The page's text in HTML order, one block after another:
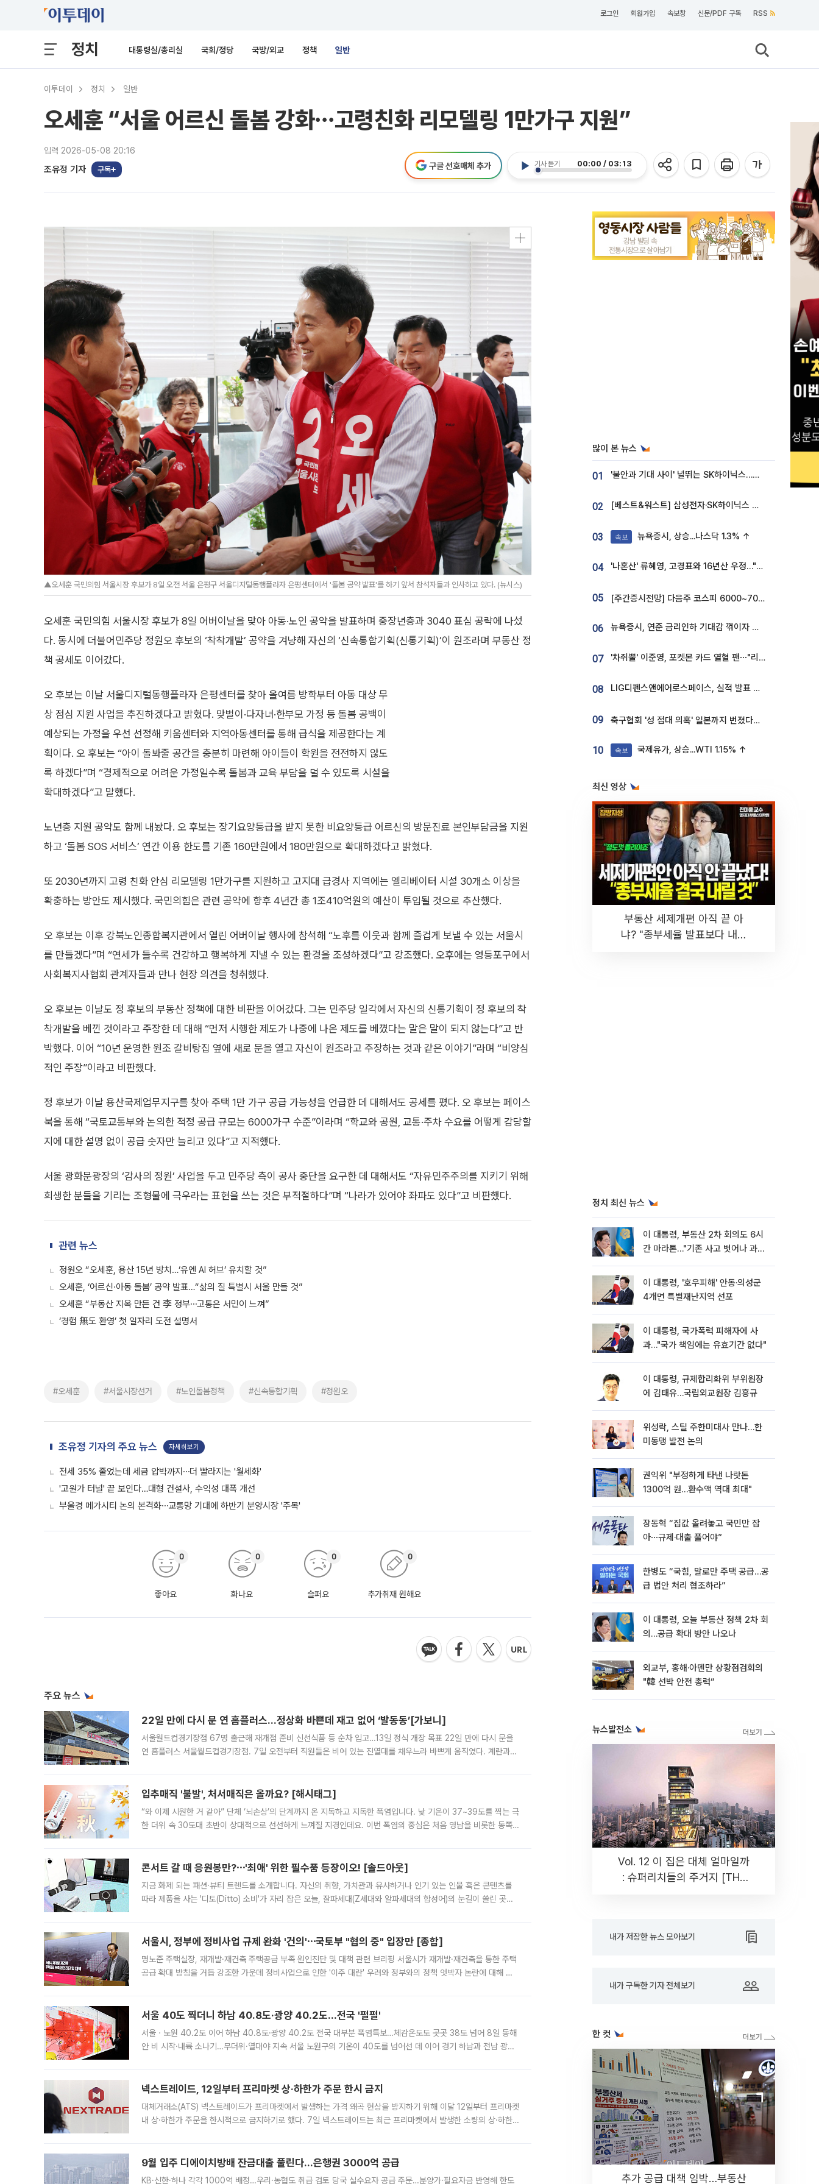
로그인 회원가입 속보창 신문/PDF 구독 RSS
정치 대통령실/총리실 국회/정당 국방/외교 정책 일반
이투데이 정치 일반
오세훈 “서울 어르신 돌봄 강화⋯고령친화 리모델링 1만가구 지원”
입력 2026-05-08 20:16
조유정 기자 구독
기사 듣기 00:00 / 03:13
구글 선호매체 추가
▲오세훈 국민의힘 서울시장 후보가 8일 오전 서울 은평구 서울디지털동행플라자 은평센터에서 '돌봄 공약 발표'를 하기 앞서 참석자들과 인사하고 있다. (뉴시스)
오세훈 국민의힘 서울시장 후보가 8일 어버이날을 맞아 아동·노인 공약을 발표하며 중장년층과 3040 표심 공략에 나섰
다. 동시에 더불어민주당 정원오 후보의 ‘착착개발’ 공약을 겨냥해 자신의 ‘신속통합기획(신통기획)’이 원조라며 부동산 정
책 공세도 이어갔다.
오 후보는 이날 서울디지털동행플라자 은평센터를 찾아 올여름 방학부터 아동 대상 무
상 점심 지원 사업을 추진하겠다고 밝혔다. 맞벌이·다자녀·한부모 가정 등 돌봄 공백이
예상되는 가정을 우선 선정해 키움센터와 지역아동센터를 통해 급식을 제공한다는 계
획이다. 오 후보는 “아이 돌봐줄 공간을 충분히 마련해 아이들이 학원을 전전하지 않도
록 하겠다”며 “경제적으로 어려운 가정일수록 돌봄과 교육 부담을 덜 수 있도록 시설을
확대하겠다”고 말했다.
노년층 지원 공약도 함께 내놨다. 오 후보는 장기요양등급을 받지 못한 비요양등급 어르신의 방문진료 본인부담금을 지원
하고 ‘돌봄 SOS 서비스’ 연간 이용 한도를 기존 160만원에서 180만원으로 확대하겠다고 밝혔다.
또 2030년까지 고령 친화 안심 리모델링 1만가구를 지원하고 고지대 급경사 지역에는 엘리베이터 시설 30개소 이상을
확충하는 방안도 제시했다. 국민의힘은 관련 공약에 향후 4년간 총 1조410억원의 예산이 투입될 것으로 추산했다.
오 후보는 이후 강북노인종합복지관에서 열린 어버이날 행사에 참석해 “노후를 이웃과 함께 즐겁게 보낼 수 있는 서울시
를 만들겠다”며 “연세가 들수록 건강하고 행복하게 지낼 수 있는 환경을 조성하겠다”고 강조했다. 오후에는 영등포구에서
사회복지사협회 관계자들과 만나 현장 의견을 청취했다.
오 후보는 이날도 정 후보의 부동산 정책에 대한 비판을 이어갔다. 그는 민주당 일각에서 자신의 신통기획이 정 후보의 착
착개발을 베낀 것이라고 주장한 데 대해 “먼저 시행한 제도가 나중에 나온 제도를 베꼈다는 말은 말이 되지 않는다”고 반
박했다. 이어 “10년 운영한 원조 갈비탕집 옆에 새로 문을 열고 자신이 원조라고 주장하는 것과 같은 이야기”라며 “비양심
적인 주장”이라고 비판했다.
정 후보가 이날 용산국제업무지구를 찾아 주택 1만 가구 공급 가능성을 언급한 데 대해서도 공세를 폈다. 오 후보는 페이스
북을 통해 “국토교통부와 논의한 적정 공급 규모는 6000가구 수준”이라며 “학교와 공원, 교통·주차 수요를 어떻게 감당할
지에 대한 설명 없이 공급 숫자만 늘리고 있다”고 지적했다.
서울 광화문광장의 ‘감사의 정원’ 사업을 두고 민주당 측이 공사 중단을 요구한 데 대해서도 “자유민주주의를 지키기 위해
희생한 분들을 기리는 조형물에 극우라는 표현을 쓰는 것은 부적절하다”며 “나라가 있어야 좌파도 있다”고 비판했다.
관련 뉴스
정원오 “오세훈, 용산 15년 방치…‘유엔 AI 허브’ 유치할 것”
오세훈, ‘어르신·아동 돌봄’ 공약 발표…“삶의 질 특별시 서울 만들 것”
오세훈 “부동산 지옥 만든 건 李 정부⋯고통은 서민이 느껴”
‘경험 無도 환영’ 첫 일자리 도전 설명서
#오세훈 #서울시장선거 #노인돌봄정책 #신속통합기획 #정원오
조유정 기자의 주요 뉴스 자세히보기
전세 35% 줄었는데 세금 압박까지⋯더 빨라지는 '월세화'
'고원가 터널' 끝 보인다…대형 건설사, 수익성 대폭 개선
부울경 메가시티 논의 본격화⋯교통망 기대에 하반기 분양시장 '주목'
좋아요
0
화나요
0
슬퍼요
0
추가취재 원해요
0
주요 뉴스
22일 만에 다시 문 연 홈플러스…정상화 바쁜데 재고 없어 ‘발동동’[가보니]
서울월드컵경기장점 67명 출근해 재개점 준비 신선식품 등 순차 입고…13일 정식 개장 목표 22일 만에 다시 문을
연 홈플러스 서울월드컵경기장점. 7일 오전부터 직원들은 비어 있는 진열대를 채우느라 바쁘게 움직였다. 계란과
입추매직 '불발', 처서매직은 올까요? [해시태그]
“와 이제 시원한 거 같아” 단체 ‘뇌손상’의 단계까지 온 지독하고 지독한 폭염입니다. 낮 기온이 37~39도를 찍는 극
한 더위 속 30도대 초반이 상대적으로 선선하게 느껴질 지경인데요. 이번 폭염의 중심은 처음 영남을 비롯한 동쪽
콘서트 갈 때 응원봉만?⋯'최애' 위한 필수품 등장이오! [솔드아웃]
지금 화제 되는 패션·뷰티 트렌드를 소개합니다. 자신의 취향, 가치관과 유사하거나 인기 있는 인물 혹은 콘텐츠를
따라 제품을 사는 '디토(Ditto) 소비'가 자리 잡은 오늘, 잘파세대(Z세대와 알파세대의 합성어)의 눈길이 쏠린 곳은
서울시, 정부에 정비사업 규제 완화 '건의'⋯국토부 "협의 중" 입장만 [종합]
명노준 주택실장, 재개발·재건축 주택공급 부족 원인진단 및 대책 관련 브리핑 서울시가 재개발·재건축을 통한 주택
공급 확대 방침을 거듭 강조한 가운데 정비사업으로 인한 '이주 대란' 우려와 정부와의 정책 엇박자 논란에 대해 정
서울 40도 찍더니 하남 40.8도·광양 40.2도…전국 '펄펄'
서울ㆍ노원 40.2도 이어 하남 40.8도·광양 40.2도 전국 대부분 폭염특보…체감온도도 곳곳 38도 넘어 8일 동해
안 비 시작·내륙 소나기…무더위·열대야 지속 서울 노원구의 기온이 40도를 넘어선 데 이어 경기 하남과 전남 광양
넥스트레이드, 12일부터 프리마켓 상·하한가 주문 한시 금지
대체거래소(ATS) 넥스트레이드가 프리마켓에서 발생하는 가격 왜곡 현상을 방지하기 위해 이달 12일부터 프리마켓
내 상·하한가 주문을 한시적으로 금지하기로 했다. 7일 넥스트레이드는 최근 프리마켓에서 발생한 소량의 상·하한
9월 입주 디에이치방배 잔금대출 풀린다…은행권 3000억 공급
KB·신한·하나 각각 1000억 배정…우리·농협도 취급 검토 당국 실수요자 공급 주문…분양가·필요자금 반영해 한도
많이 본 뉴스
01 '불안과 기대 사이' 널뛰는 SK하이닉스…증권가 "HBM4·LTA 기반 펀터멘털 견고"
02 [베스트&워스트] 삼성전자·SK하이닉스 밀린 한 주…상상인증권은 85% 급등
03 속보 뉴욕증시, 상승...나스닥 1.3% ↑
04 '나혼산' 류혜영, 고경표와 16년산 우정…"자취방서 부모님과 마주쳐"
05 [주간증시전망] 다음주 코스피 6000~7000⋯“外人 수급은 정책이 변수”
06 뉴욕증시, 연준 금리인하 기대감 꺾이자 상승...S&P500 사상 최고치 [종합]
07 '차쥐뿔' 이준영, 포켓몬 카드 열혈 팬⋯"리셀러 처단할 것"
08 LIG디펜스앤에어로스페이스, 실적 발표 후 급락→반등⋯증권가 “28년까지 튼튼”
09 축구협회 '성 접대 의혹' 일본까지 번졌다…日 심판 실명 공개
10 속보 국제유가, 상승...WTI 1.15% ↑
최신 영상
부동산 세제개편 아직 끝 아
냐? "종부세율 발표보다 내릴
정치 최신 뉴스
이 대통령, 부동산 2차 회의도 6시
간 마라톤…"기존 사고 벗어나 과감
이 대통령, '호우피해' 안동·의성군
4개면 특별재난지역 선포
이 대통령, 국가폭력 피해자에 사
과…"국가 책임에는 유효기간 없다"
이 대통령, 규제합리화위 부위원장
에 김태유…국립외교원장 김흥규
위성락, 스틸 주한미대사 만나…한
미동맹 발전 논의
권익위 "부정하게 타낸 나랏돈
1300억 원…환수액 역대 최대"
장동혁 “집값 올려놓고 국민만 잡
아⋯규제·대출 풀어야”
한병도 “국힘, 말로만 주택 공급…공
급 법안 처리 협조하라”
이 대통령, 오늘 부동산 정책 2차 회
의…공급 확대 방안 나오나
외교부, 홍해·아덴만 상황점검회의
"韓 선박 안전 총력“
뉴스발전소
Vol. 12 이 집은 대체 얼마일까
: 슈퍼리치들의 주거지 [THE
내가 저장한 뉴스 모아보기
내가 구독한 기자 전체보기
한 컷
추가 공급 대책 임박…부동산